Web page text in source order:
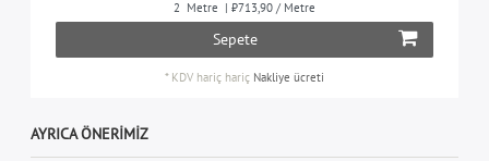
2 Metre | ₺713,90 / Metre
Sepete
* KDV hariç hariç Nakliye ücreti
AYRICA ÖNERIMIZ